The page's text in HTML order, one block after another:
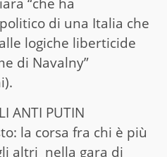
di una Italia che
logiche liberticide
di Navalny”
ANTI PUTIN
la corsa fra chi è più
altri nella gara di